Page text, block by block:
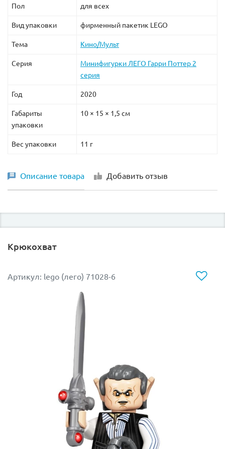
Пол для всех
Вид упаковки фирменный пакетик LEGO
Тема Кино/Мульт
Серия
Минифигурки ЛЕГО Гарри Поттер 2
серия
Год 2020
Габариты
упаковки
10 × 15 × 1,5 см
Вес упаковки 11 г
Описание товара Добавить отзыв
Крюкохват
Артикул: lego (лего) 71028-6